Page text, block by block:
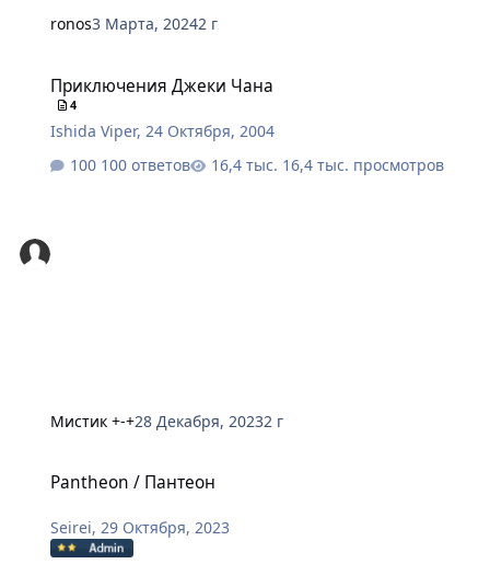
ronos3 Марта, 20242 г
Приключения Джеки Чана
4
Ishida Viper, 24 Октября, 2004
100 ответов
16,4 тыс. просмотров
Мистик +-+28 Декабря, 20232 г
Pantheon / Пантеон
Seirei,29 Октября, 2023